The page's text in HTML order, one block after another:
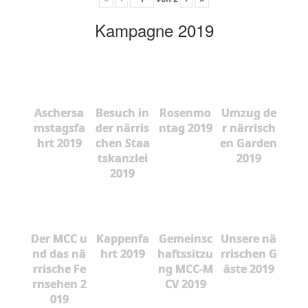
Kampagne 2019
Aschersa
mstagsfa
hrt 2019
Besuch in
der närris
chen Staa
tskanzlei
2019
Rosenmo
ntag 2019
Umzug de
r närrisch
en Garden
2019
Der MCC u
nd das nä
rrische Fe
rnsehen 2
019
Kappenfa
hrt 2019
Gemeinsc
haftssitzu
ng MCC-M
CV 2019
Unsere nä
rrischen G
äste 2019